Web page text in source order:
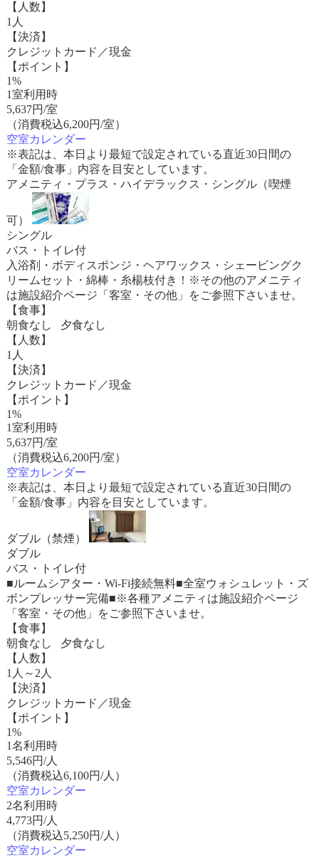
【人数】
1人
【決済】
クレジットカード／現金
【ポイント】
1%
1室利用時
5,637円/室
（消費税込6,200円/室）
空室カレンダー
※表記は、本日より最短で設定されている直近30日間の
「金額/食事」内容を目安としています。
アメニティ・プラス・ハイデラックス・シングル（喫煙
可）
シングル
バス・トイレ付
入浴剤・ボディスポンジ・ヘアワックス・シェービングク
リームセット・綿棒・糸楊枝付き！※その他のアメニティ
は施設紹介ページ「客室・その他」をご参照下さいませ。
【食事】
朝食なし 夕食なし
【人数】
1人
【決済】
クレジットカード／現金
【ポイント】
1%
1室利用時
5,637円/室
（消費税込6,200円/室）
空室カレンダー
※表記は、本日より最短で設定されている直近30日間の
「金額/食事」内容を目安としています。
ダブル（禁煙）
ダブル
バス・トイレ付
■ルームシアター・Wi-Fi接続無料■全室ウォシュレット・ズ
ボンプレッサー完備■※各種アメニティは施設紹介ページ
「客室・その他」をご参照下さいませ。
【食事】
朝食なし 夕食なし
【人数】
1人～2人
【決済】
クレジットカード／現金
【ポイント】
1%
1名利用時
5,546円/人
（消費税込6,100円/人）
空室カレンダー
2名利用時
4,773円/人
（消費税込5,250円/人）
空室カレンダー